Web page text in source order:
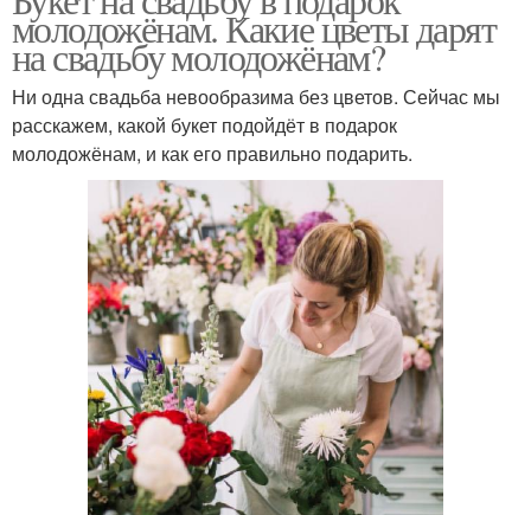
молодожёнам. Какие цветы дарят
на свадьбу молодожёнам?
Ни одна свадьба невообразима без цветов. Сейчас мы
расскажем, какой букет подойдёт в подарок
молодожёнам, и как его правильно подарить.